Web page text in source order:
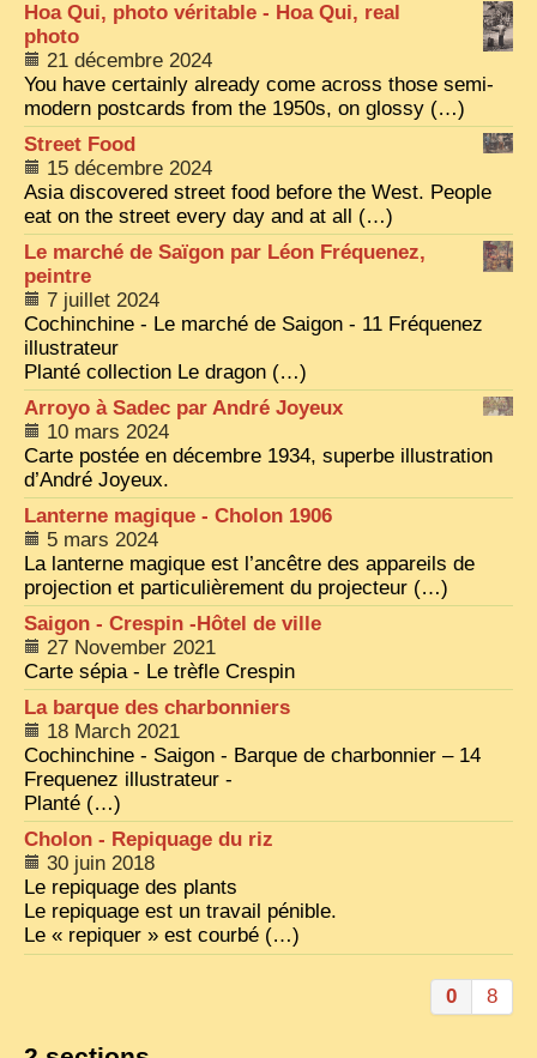
FAMILY ARCHIVES
ECHOES OF THE PAST
INSTITUTIONS & BELIEFS
CRAFTS, CELEBRATIONS TRANSPORT
PAST & PRESENT
ODDITIES & CURIOSITIES
WHAT’S NEW
EXCLUSIVE STORIES
LAOS 2025
ETÉ 2025
CLOSE-UP
MUST-SEE
NEWSLETTERS
DÊ THAM
DON’T MISS
SWITCH TO FRENCH SITE
Hoa Qui, photo véritable - Hoa Qui, real
photo
21 décembre 2024
You have certainly already come across those semi-
modern postcards from the 1950s, on glossy (…)
Street Food
15 décembre 2024
Asia discovered street food before the West. People
eat on the street every day and at all (…)
Le marché de Saïgon par Léon Fréquenez,
peintre
7 juillet 2024
Cochinchine - Le marché de Saigon - 11 Fréquenez
illustrateur
Planté collection Le dragon (…)
Arroyo à Sadec par André Joyeux
10 mars 2024
Carte postée en décembre 1934, superbe illustration
d’André Joyeux.
Lanterne magique - Cholon 1906
5 mars 2024
La lanterne magique est l’ancêtre des appareils de
projection et particulièrement du projecteur (…)
Saigon - Crespin -Hôtel de ville
27 November 2021
Carte sépia - Le trèfle Crespin
La barque des charbonniers
18 March 2021
Cochinchine - Saigon - Barque de charbonnier – 14
Frequenez illustrateur -
Planté (…)
Cholon - Repiquage du riz
30 juin 2018
Le repiquage des plants
Le repiquage est un travail pénible.
Le « repiquer » est courbé (…)
0 8